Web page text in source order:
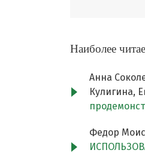
Наиболее
Анна
Кулигина,
Федор